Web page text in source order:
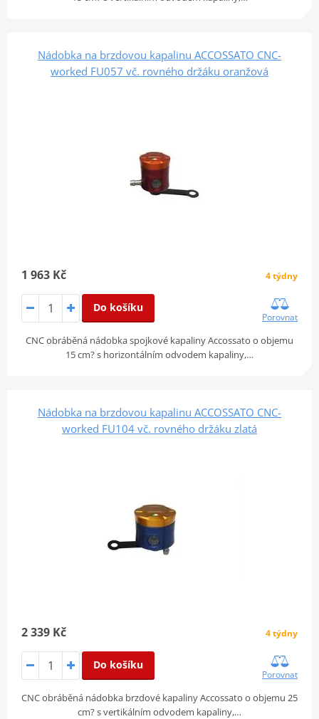
Nádobka na brzdovou kapalinu ACCOSSATO CNC-
worked FU057 vč. rovného držáku oranžová
1 963 Kč 4 týdny
Do košíku
Porovnat
CNC obráběná nádobka spojkové kapaliny Accossato o objemu
15 cm? s horizontálním odvodem kapaliny,…
Nádobka na brzdovou kapalinu ACCOSSATO CNC-
worked FU104 vč. rovného držáku zlatá
2 339 Kč 4 týdny
Do košíku
Porovnat
CNC obráběná nádobka brzdové kapaliny Accossato o objemu 25
cm? s vertikálním odvodem kapaliny,…